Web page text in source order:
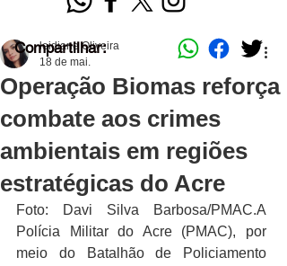
Operação Biomas reforça
combate aos crimes
ambientais em regiões
estratégicas do Acre
leidiane Oliveira
18 de mai.
Foto: Davi Silva Barbosa/PMAC.A
Polícia Militar do Acre (PMAC), por
meio do Batalhão de Policiamento
Compartilhar: